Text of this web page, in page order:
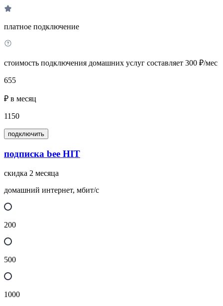
платное подключение
стоимость подключения домашних услуг составляет 300 ₽/мес
655
₽ в месяц
1150
подключить
подписка bee HIT
скидка 2 месяца
домашний интернет, мбит/с
200
500
1000